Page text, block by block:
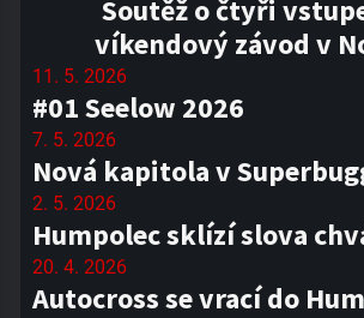
Soutěž o čtyři
víkendový závod v
11. 5. 2026
#01 Seelow 2026
7. 5. 2026
Nová kapitola v
2. 5. 2026
Humpolec sklízí slova
20. 4. 2026
Autocross se vrací do